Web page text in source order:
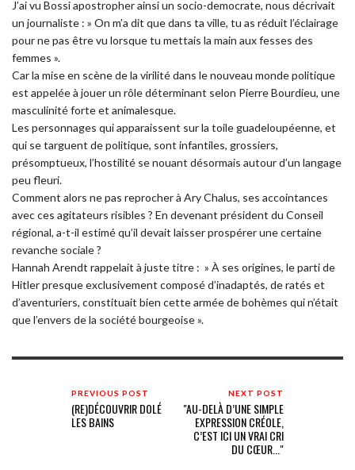
J’ai vu Bossi apostropher ainsi un socio-democrate, nous décrivait
un journaliste : » On m’a dit que dans ta ville, tu as réduit l’éclairage
pour ne pas être vu lorsque tu mettais la main aux fesses des
femmes ».
Car la mise en scène de la virilité dans le nouveau monde politique
est appelée à jouer un rôle déterminant selon Pierre Bourdieu, une
masculinité forte et animalesque.
Les personnages qui apparaissent sur la toile guadeloupéenne, et
qui se targuent de politique, sont infantiles, grossiers,
présomptueux, l’hostilité se nouant désormais autour d’un langage
peu fleuri.
Comment alors ne pas reprocher à Ary Chalus, ses accointances
avec ces agitateurs risibles ? En devenant président du Conseil
régional, a-t-il estimé qu’il devait laisser prospérer une certaine
revanche sociale ?
Hannah Arendt rappelait à juste titre : » À ses origines, le parti de
Hitler presque exclusivement composé d’inadaptés, de ratés et
d’aventuriers, constituait bien cette armée de bohèmes qui n’était
que l’envers de la société bourgeoise ».
PREVIOUS POST
(RE)DÉCOUVRIR DOLÉ
LES BAINS
NEXT POST
"AU-DELÀ D’UNE SIMPLE
EXPRESSION CRÉOLE,
C’EST ICI UN VRAI CRI
DU CŒUR..."